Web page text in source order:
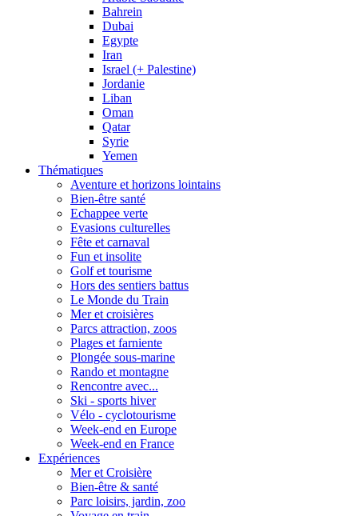
Bahrein
Dubai
Egypte
Iran
Israel (+ Palestine)
Jordanie
Liban
Oman
Qatar
Syrie
Yemen
Thématiques
Aventure et horizons lointains
Bien-être santé
Echappee verte
Evasions culturelles
Fête et carnaval
Fun et insolite
Golf et tourisme
Hors des sentiers battus
Le Monde du Train
Mer et croisières
Parcs attraction, zoos
Plages et farniente
Plongée sous-marine
Rando et montagne
Rencontre avec...
Ski - sports hiver
Vélo - cyclotourisme
Week-end en Europe
Week-end en France
Expériences
Mer et Croisière
Bien-être & santé
Parc loisirs, jardin, zoo